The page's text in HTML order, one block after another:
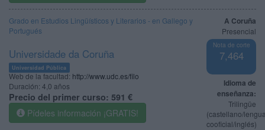
A Coruña
Presencial
Nota de corte
7,464
Idioma de
enseñanza:
Trilingüe
(castellano/
cooficial/inglés)
Grado en Estudios Lingüísticos y Literarios - en Gallego y
Portugués
Universidade da Coruña
Universidad Pública
Web de la facultad: http://www.udc.es/filo
Duración: 4,0 años
Precio del primer curso: 591 €
Pídeles información ¡GRATIS!